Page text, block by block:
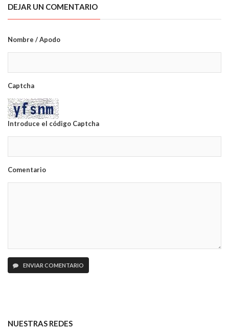
DEJAR UN COMENTARIO
Nombre / Apodo
Captcha
Introduce el código Captcha
Comentario
ENVIAR COMENTARIO
NUESTRAS REDES